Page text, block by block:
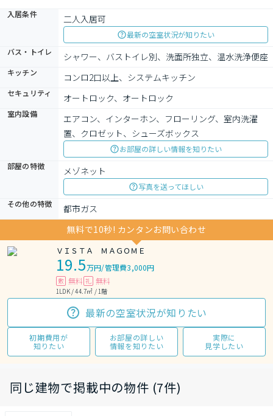
入居条件 二人入居可
最新の空室状況が知りたい
バス・トイレ
シャワー、バストイレ別、洗面所独立、温水洗浄便座
キッチン コンロ2口以上、システムキッチン
セキュリティ オートロック、オートロック
室内設備
エアコン、インターホン、フローリング、室内洗濯
置、クロゼット、シューズボックス
お部屋の詳しい情報を知りたい
部屋の特徴
メゾネット
写真を送ってほしい
その他の特徴
都市ガス
無料で10秒! カンタンお問い合わせ
ＶＩＳＴＡ ＭＡＧＯＭＥ
19.5万円/管理費3,000円
敷 無料 礼 無料
1LDK / 44.7㎡ / 1階
最新の空室状況が知りたい
初期費用が
知りたい
お部屋の詳しい
情報を知りたい
実際に
見学したい
同じ建物で掲載中の物件 (7件)